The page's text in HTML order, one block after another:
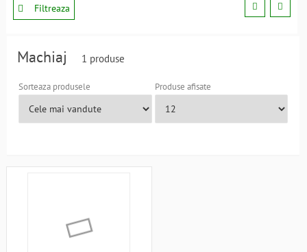
Filtreaza
Machiaj 1 produse
Sorteaza produsele Produse afisate